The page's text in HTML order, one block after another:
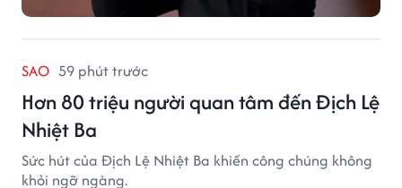
SAO 59 phút trước
Hơn 80 triệu người quan tâm đến Địch Lệ
Nhiệt Ba
Sức hút của Địch Lệ Nhiệt Ba khiến công chúng không
khỏi ngỡ ngàng.